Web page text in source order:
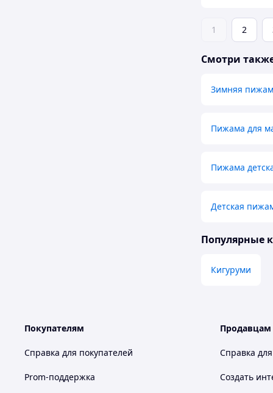
1 2
Смотри
Зимняя
Пижама для
Пижама
Детская
Популярные
Кигуруми
Покупателям
Справка для покупателей
Prom-поддержка
Продавцам
Справка
Создать